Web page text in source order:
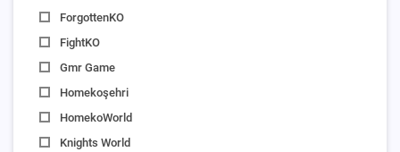
ForgottenKO
FightKO
Gmr Game
Homekoşehri
HomekoWorld
Knights World